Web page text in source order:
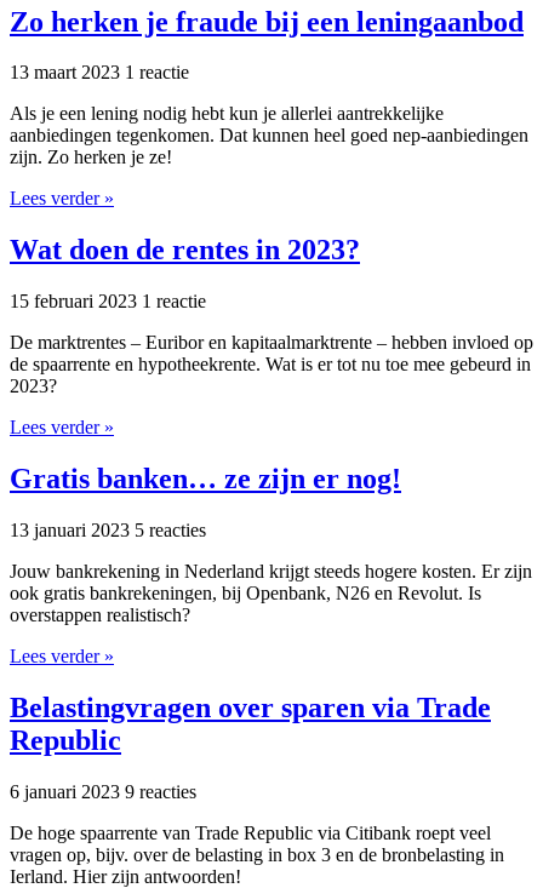
Zo herken je fraude bij een leningaanbod
13 maart 2023 1 reactie
Als je een lening nodig hebt kun je allerlei aantrekkelijke
aanbiedingen tegenkomen. Dat kunnen heel goed nep-aanbiedingen
zijn. Zo herken je ze!
Lees verder »
Wat doen de rentes in 2023?
15 februari 2023 1 reactie
De marktrentes – Euribor en kapitaalmarktrente – hebben invloed op
de spaarrente en hypotheekrente. Wat is er tot nu toe mee gebeurd in
2023?
Lees verder »
Gratis banken… ze zijn er nog!
13 januari 2023 5 reacties
Jouw bankrekening in Nederland krijgt steeds hogere kosten. Er zijn
ook gratis bankrekeningen, bij Openbank, N26 en Revolut. Is
overstappen realistisch?
Lees verder »
Belastingvragen over sparen via Trade
Republic
6 januari 2023 9 reacties
De hoge spaarrente van Trade Republic via Citibank roept veel
vragen op, bijv. over de belasting in box 3 en de bronbelasting in
Ierland. Hier zijn antwoorden!